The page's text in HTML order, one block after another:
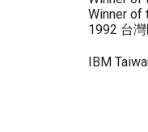
Winner of
1992 台
IBM